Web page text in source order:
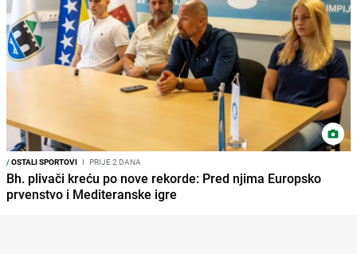
/OSTALI SPORTOVI I PRIJE 2 DANA
Bh. plivači kreću po nove rekorde: Pred njima Europsko
prvenstvo i Mediteranske igre